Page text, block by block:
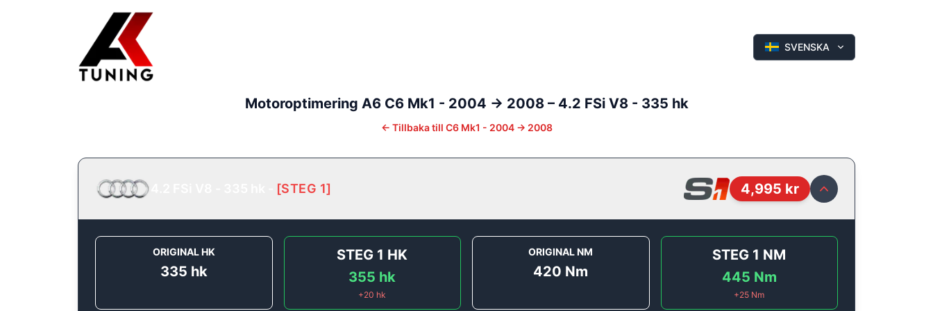
SVENSKA
Motoroptimering A6 C6 Mk1 - 2004 -> 2008– 4.2 FSi V8 - 335 hk
← Tillbaka till C6 Mk1 - 2004 -> 2008
[STEG 1] 4,995 kr
ORIGINAL HK
335 hk
STEG 1 HK
355 hk
+20 hk
ORIGINAL NM
420 Nm
STEG 1 NM
445 Nm
+25 Nm